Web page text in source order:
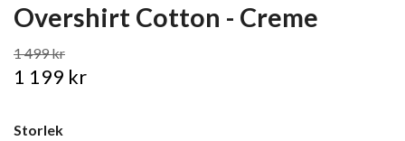
Overshirt Cotton - Creme
1 499 kr
1 199 kr
Storlek